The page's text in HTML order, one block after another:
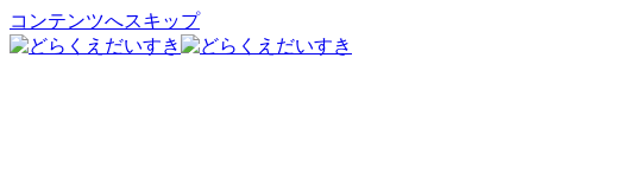
コンテンツへスキップ